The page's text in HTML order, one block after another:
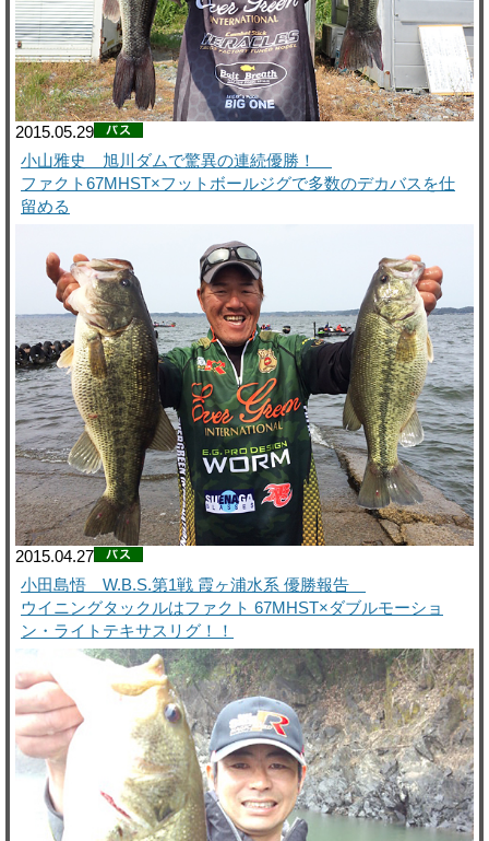
2015.05.29
小山雅史 旭川ダムで驚異の連続優勝！
ファクト67MHST×フットボールジグで多数のデカバスを仕
留める
2015.04.27
小田島悟 W.B.S.第1戦 霞ヶ浦水系 優勝報告
ウイニングタックルはファクト 67MHST×ダブルモーショ
ン・ライトテキサスリグ！！